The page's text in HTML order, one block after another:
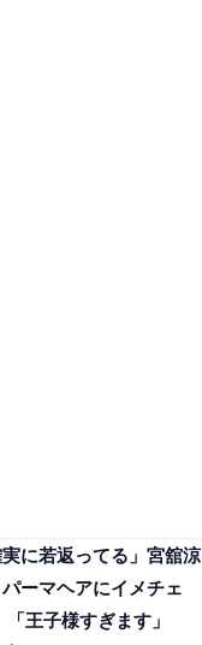
実に若返ってる」宮舘涼
ーマヘアにイメチェ
「王子様すぎます」